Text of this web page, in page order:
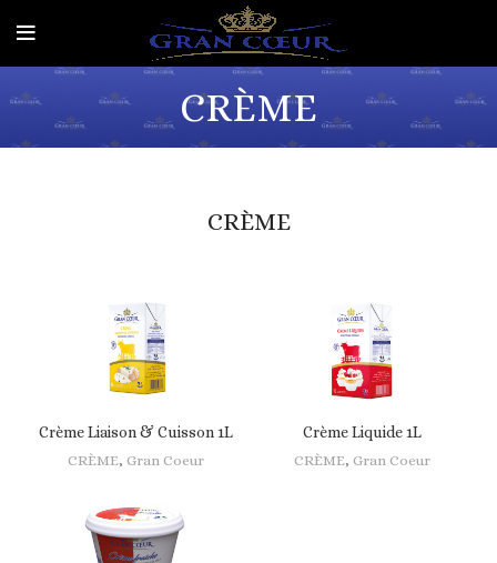
CRÈME
CRÈME
Crème Liaison & Cuisson 1L
CRÈME, Gran Coeur
Crème Liquide 1L
CRÈME, Gran Coeur